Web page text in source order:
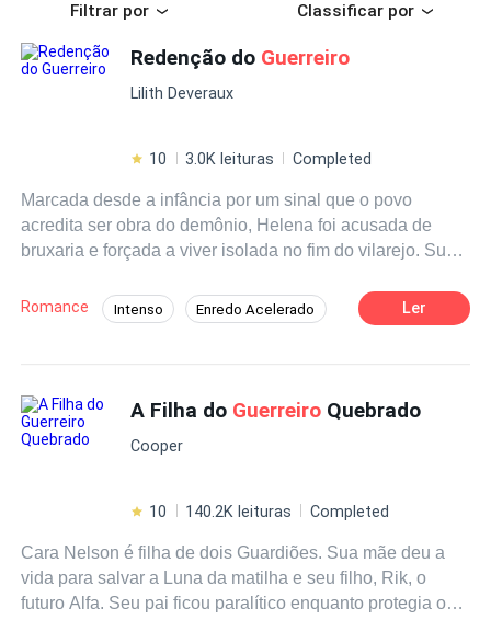
Filtrar por Classificar por
Redenção do Guerreiro
Lilith Deveraux
10 3.0K leituras Completed
Marcada desde a infância por um sinal que o povo
acredita ser obra do demônio, Helena foi acusada de
bruxaria e forçada a viver isolada no fim do vilarejo. Sua
aparecem à sua porta, desesperados por cura, mas
sempre prontos a desprezá-la depois. Quando Tristan,
dele. Ele nunca acreditou no amor. Ela nunca esperou
ser salva. Mas conforme os dias se tornam semanas,
Tristan percebe que Helena enxerga além de suas
quando o dever chama, Helena terá que tomar a decisão
ao lado do homem que prometeu nunca amar.
Romance Intenso Enredo Acelerado Ler
A Filha do Guerreiro Quebrado
Cooper
10 140.2K leituras Completed
Cara Nelson é filha de dois Guardiões. Sua mãe deu a
vida para salvar a Luna da matilha e seu filho, Rik, o
futuro Alfa. Seu pai ficou paralítico enquanto protegia o